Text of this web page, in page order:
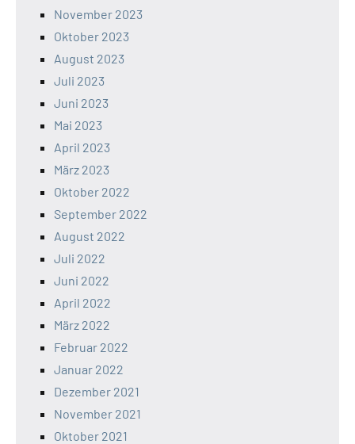
November 2023
Oktober 2023
August 2023
Juli 2023
Juni 2023
Mai 2023
April 2023
März 2023
Oktober 2022
September 2022
August 2022
Juli 2022
Juni 2022
April 2022
März 2022
Februar 2022
Januar 2022
Dezember 2021
November 2021
Oktober 2021